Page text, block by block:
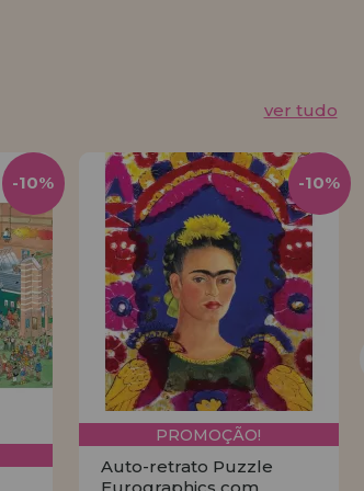
ver tudo
-10%
PROMOÇÃO!
Auto-retrato Puzzle
-10%